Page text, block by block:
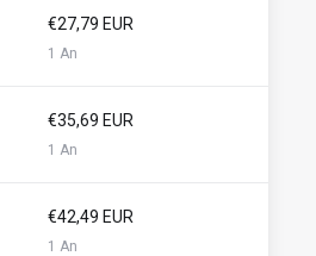
€27,79 EUR
1 An
€35,69 EUR
1 An
€42,49 EUR
1 An